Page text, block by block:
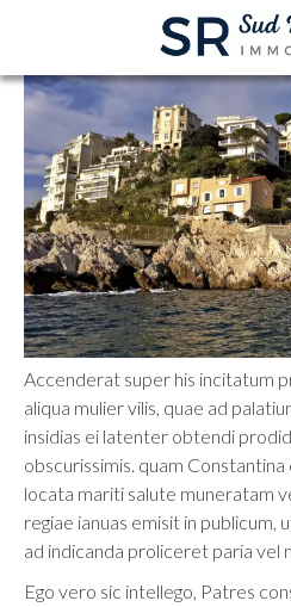
Accenderat super his incitatum
aliqua mulier vilis, quae ad
insidias ei latenter obtendi
obscurissimis. quam
locata mariti salute muneratam
regiae ianuas emisit in publicum,
ad indicanda proliceret paria vel
Ego vero sic intellego, Patres